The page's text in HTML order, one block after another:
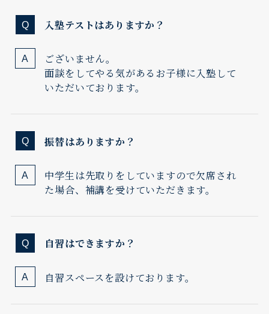
入塾テストはありますか？
ございません。
面談をしてやる気があるお子様に入塾して
いただいております。
振替はありますか？
中学生は先取りをしていますので欠席され
た場合、補講を受けていただきます。
自習はできますか？
自習スペースを設けております。